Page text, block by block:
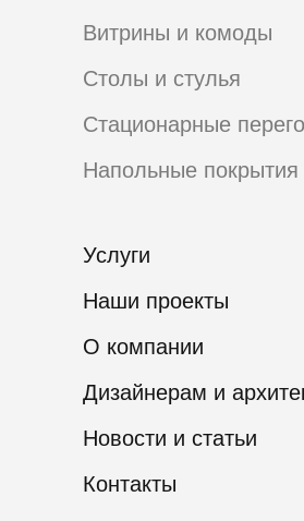
Услуги
Наши проекты
О компании
Дизайнерам и
Новости и статьи
Контакты
Столы и стулья
Витрины и комоды
Стационарные
Напольные покрытия